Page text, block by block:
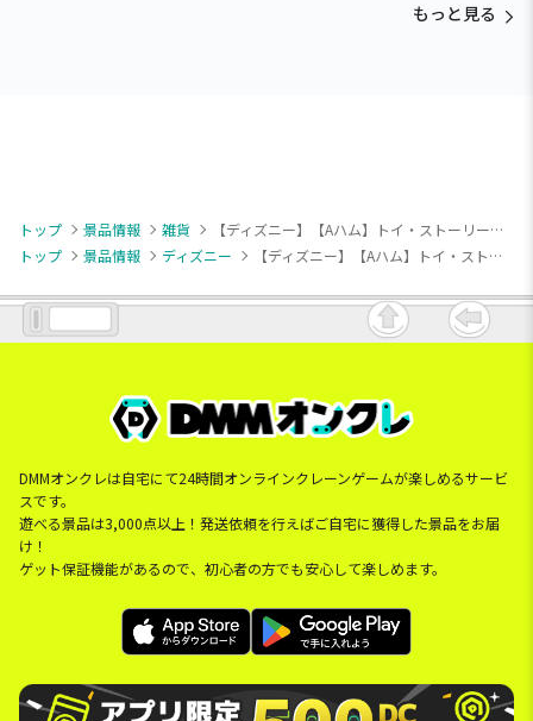
もっと見る
トップ 景品情報 雑貨
【ディズニー】【Aハム】トイ・ストーリー リール付フェイスパスケース
トップ
景品情報 ディズニー 【ディズニー】【Aハム】トイ・ストーリー リール付フェイスパスケース
DMMオンクレは自宅にて24時間オンラインクレーンゲームが楽しめるサービ
スです。
遊べる景品は3,000点以上！発送依頼を行えばご自宅に獲得した景品をお届
け！
ゲット保証機能があるので、初心者の方でも安心して楽しめます。